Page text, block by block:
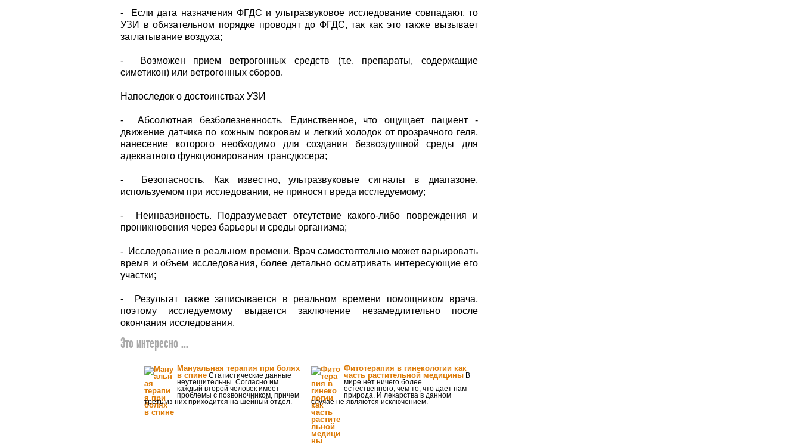
- Если дата назначения ФГДС и ультразвуковое исследование совпадают, то
УЗИ в обязательном порядке проводят до ФГДС, так как это также вызывает
заглатывание воздуха;
- Возможен прием ветрогонных средств (т.е. препараты, содержащие
симетикон) или ветрогонных сборов.
Напоследок о достоинствах УЗИ
- Абсолютная безболезненность. Единственное, что ощущает пациент -
движение датчика по кожным покровам и легкий холодок от прозрачного геля,
нанесение которого необходимо для создания безвоздушной среды для
адекватного функционирования трансдюсера;
- Безопасность. Как известно, ультразвуковые сигналы в диапазоне,
используемом при исследовании, не приносят вреда исследуемому;
- Неинвазивность. Подразумевает отсутствие какого-либо повреждения и
проникновения через барьеры и среды организма;
- Исследование в реальном времени. Врач самостоятельно может варьировать
время и объем исследования, более детально осматривать интересующие его
участки;
- Результат также записывается в реальном времени помощником врача,
поэтому исследуемому выдается заключение незамедлительно после
окончания исследования.
Это интересно ...
Мануальная терапия при болях
в спине Статистические данные
неутешительны. Согласно им
каждый второй человек имеет
проблемы с позвоночником, причем
треть из них приходится на шейный отдел.
Фитотерапия в гинекологии как
часть растительной медицины В
мире нет ничего более
естественного, чем то, что дает нам
природа. И лекарства в данном
случае не являются исключением.